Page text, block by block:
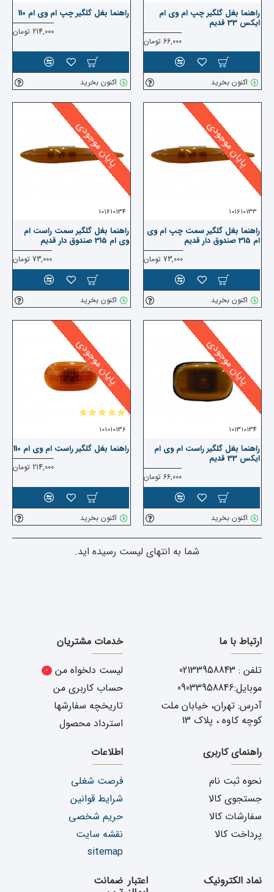
راهنما بغل گلگیر چپ ام وی ام
ایکس 33 قدیم
66,000 تومان
اکنون بخرید
راهنما بغل گلگیر چپ ام وی ام 110
214,000 تومان
اکنون بخرید
پایان موجودی
101610133
راهنما بغل گلگیر سمت چپ ام وی
ام 315 صندوق دار قدیم
73,000 تومان
اکنون بخرید
پایان موجودی
101610134
راهنما بغل گلگیر سمت راست ام
وی ام 315 صندوق دار قدیم
73,000 تومان
اکنون بخرید
پایان موجودی
101310134
راهنما بغل گلگیر راست ام وی ام
ایکس 33 قدیم
66,000 تومان
اکنون بخرید
پایان موجودی
101010136
راهنما بغل گلگیر راست ام وی ام 110
214,000 تومان
اکنون بخرید
شما به انتهای لیست رسیده اید.
ارتباط با ما
تلفن : 02133958843
موبایل:09033958846
آدرس: تهران، خیابان ملت
کوچه کاوه ، پلاک 13
خدمات مشتریان
لیست دلخواه من
0
حساب کاربری من
تاریخچه سفارشها
استرداد محصول
راهنمای کاربری
نحوه ثبت نام
جستجوی کالا
سفارشات کالا
پرداخت کالا
اطلاعات
فرصت شغلی
شرایط قوانین
حریم شخصی
نقشه سایت
sitemap
نماد الکترونیک
اعتبار ضمانت